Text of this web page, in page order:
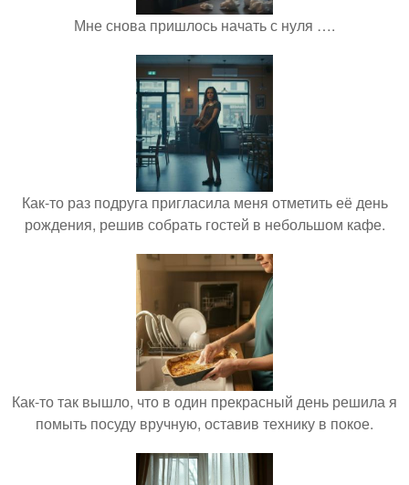
Мне снова пришлось начать с нуля ….
Как-то раз подруга пригласила меня отметить её день
рождения, решив собрать гостей в небольшом кафе.
Как-то так вышло, что в один прекрасный день решила я
помыть посуду вручную, оставив технику в покое.